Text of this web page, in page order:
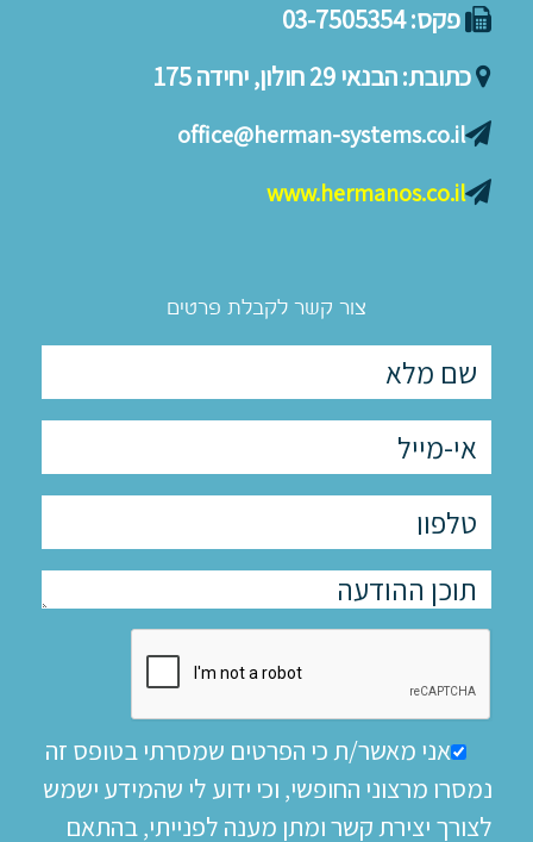
פקס:03-7505354
כתובת:הבנאי 29 חולון, יחידה 175
office@herman-systems.co.il
www.hermanos.co.il
צור קשר לקבלת פרטים
אני מאשר/ת כי הפרטים שמסרתי בטופס זה
נמסרו מרצוני החופשי, וכי ידוע לי שהמידע ישמש
לצורך יצירת קשר ומתן מענה לפנייתי, בהתאם